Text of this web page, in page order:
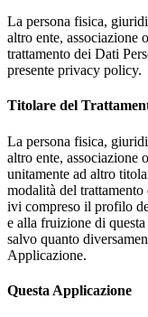
La persona fisica,
altro ente, associazione
trattamento dei Dati
presente privacy policy.
Titolare del
La persona fisica,
altro ente, associazione
unitamente ad altro
modalità del
ivi compreso il profilo
e alla fruizione di
salvo quanto
Applicazione.
Questa Applicazione